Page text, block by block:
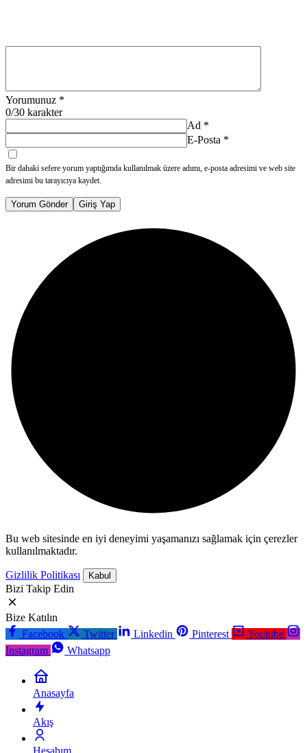
Yorumunuz *
0/30 karakter
Ad *
E-Posta *
Bir dahaki sefere yorum yaptığımda kullanılmak üzere adımı, e-posta adresimi ve web site
adresimi bu tarayıcıya kaydet.
Yorum Gönder Giriş Yap
Bu web sitesinde en iyi deneyimi yaşamanızı sağlamak için çerezler
kullanılmaktadır.
Gizlilik Politikası Kabul
Bizi Takip Edin
Bize Katılın
Facebook
Twitter Linkedin Pinterest
Youtube
Instagram
Whatsapp
Anasayfa
Akış
Hesabım